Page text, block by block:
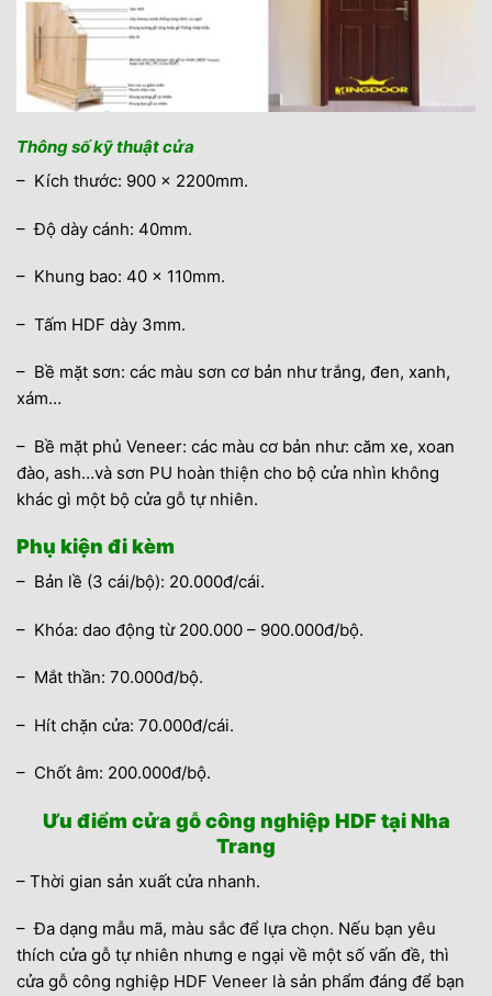
Thông số kỹ thuật cửa
– Kích thước: 900 x 2200mm.
– Độ dày cánh: 40mm.
– Khung bao: 40 x 110mm.
– Tấm HDF dày 3mm.
– Bề mặt sơn: các màu sơn cơ bản như trắng, đen, xanh,
xám…
– Bề mặt phủ Veneer: các màu cơ bản như: căm xe, xoan
đào, ash…và sơn PU hoàn thiện cho bộ cửa nhìn không
khác gì một bộ cửa gỗ tự nhiên.
Phụ kiện đi kèm
– Bản lề (3 cái/bộ): 20.000đ/cái.
– Khóa: dao động từ 200.000 – 900.000đ/bộ.
– Mắt thần: 70.000đ/bộ.
– Hít chặn cửa: 70.000đ/cái.
– Chốt âm: 200.000đ/bộ.
Ưu điểm cửa gỗ công nghiệp HDF tại Nha
Trang
– Thời gian sản xuất cửa nhanh.
– Đa dạng mẫu mã, màu sắc để lựa chọn. Nếu bạn yêu
thích cửa gỗ tự nhiên nhưng e ngại về một số vấn đề, thì
cửa gỗ công nghiệp HDF Veneer là sản phẩm đáng để bạn